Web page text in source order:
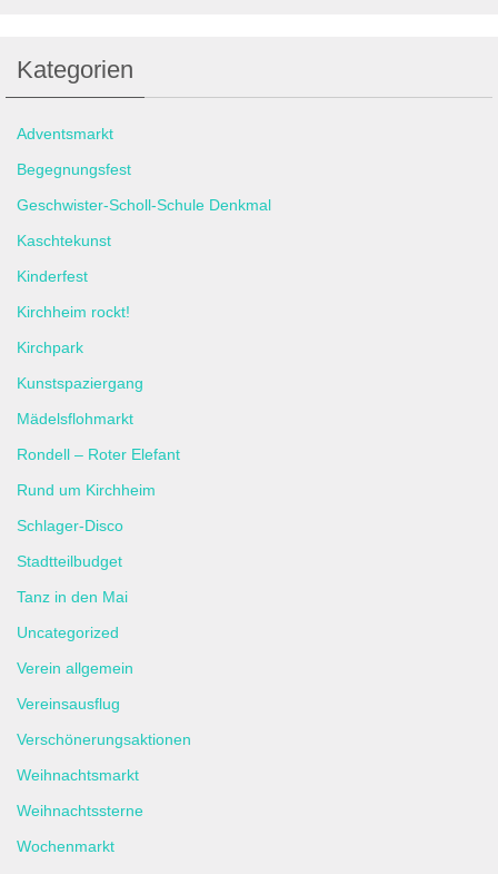
Kategorien
Adventsmarkt
Begegnungsfest
Geschwister-Scholl-Schule Denkmal
Kaschtekunst
Kinderfest
Kirchheim rockt!
Kirchpark
Kunstspaziergang
Mädelsflohmarkt
Rondell – Roter Elefant
Rund um Kirchheim
Schlager-Disco
Stadtteilbudget
Tanz in den Mai
Uncategorized
Verein allgemein
Vereinsausflug
Verschönerungsaktionen
Weihnachtsmarkt
Weihnachtssterne
Wochenmarkt